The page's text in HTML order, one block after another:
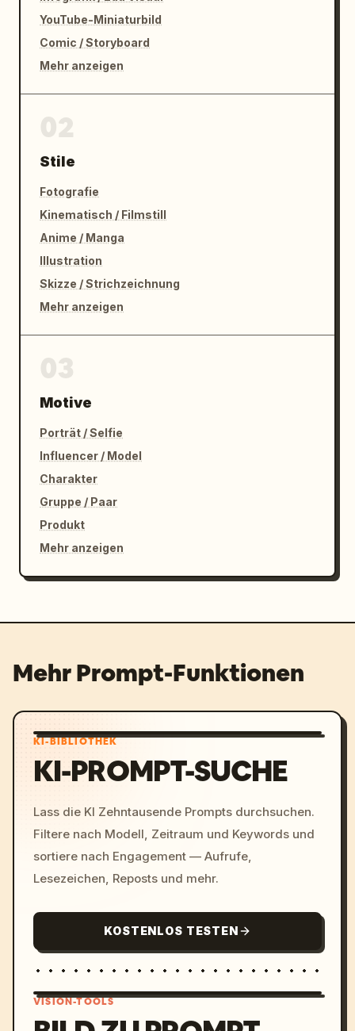
YouTube-Miniaturbild
Comic / Storyboard
Mehr anzeigen
Stile
Fotografie
Kinematisch / Filmstill
Anime / Manga
Illustration
Skizze / Strichzeichnung
Mehr anzeigen
Motive
Porträt / Selfie
Influencer / Model
Charakter
Gruppe / Paar
Produkt
Mehr anzeigen
Mehr Prompt-Funktionen
KI-BIBLIOTHEK
KI-PROMPT-SUCHE
Lass die KI Zehntausende Prompts durchsuchen.
Filtere nach Modell, Zeitraum und Keywords und
sortiere nach Engagement — Aufrufe,
Lesezeichen, Reposts und mehr.
KOSTENLOS TESTEN
VISION-TOOLS